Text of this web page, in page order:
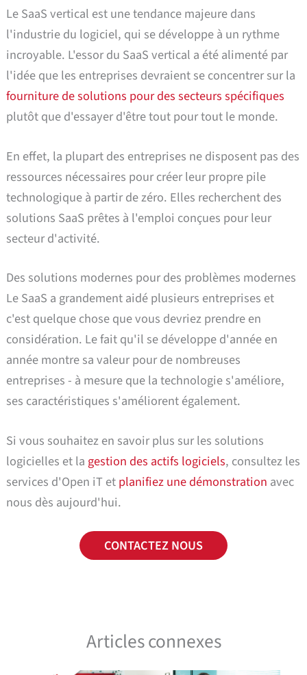
Le SaaS vertical est une tendance majeure dans
l'industrie du logiciel, qui se développe à un rythme
incroyable. L'essor du SaaS vertical a été alimenté par
l'idée que les entreprises devraient se concentrer sur la
fourniture de solutions pour des secteurs spécifiques
plutôt que d'essayer d'être tout pour tout le monde.
En effet, la plupart des entreprises ne disposent pas des
ressources nécessaires pour créer leur propre pile
technologique à partir de zéro. Elles recherchent des
solutions SaaS prêtes à l'emploi conçues pour leur
secteur d'activité.
Des solutions modernes pour des problèmes modernes
Le SaaS a grandement aidé plusieurs entreprises et
c'est quelque chose que vous devriez prendre en
considération. Le fait qu'il se développe d'année en
année montre sa valeur pour de nombreuses
entreprises - à mesure que la technologie s'améliore,
ses caractéristiques s'améliorent également.
Si vous souhaitez en savoir plus sur les solutions
logicielles et la gestion des actifs logiciels, consultez les
services d'Open iT etplanifiez une démonstration avec
nous dès aujourd'hui.
CONTACTEZ NOUS
Articles connexes